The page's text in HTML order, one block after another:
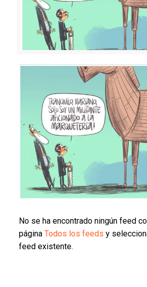
No se ha encontrado ningún feed
página Todos los feeds y
feed existente.